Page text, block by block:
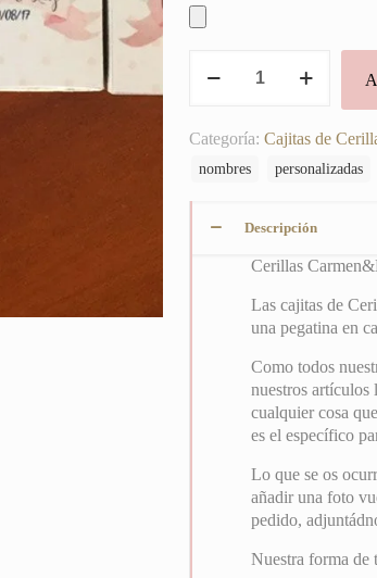
cantidad
Categoría: Cajitas de
nombres
personalizadas
Descripción
Cerillas
Las cajitas de
una pegatina en
Como todos
nuestros artículos
cualquier cosa
es el específico
Lo que se os
añadir una foto
pedido,
Nuestra forma de